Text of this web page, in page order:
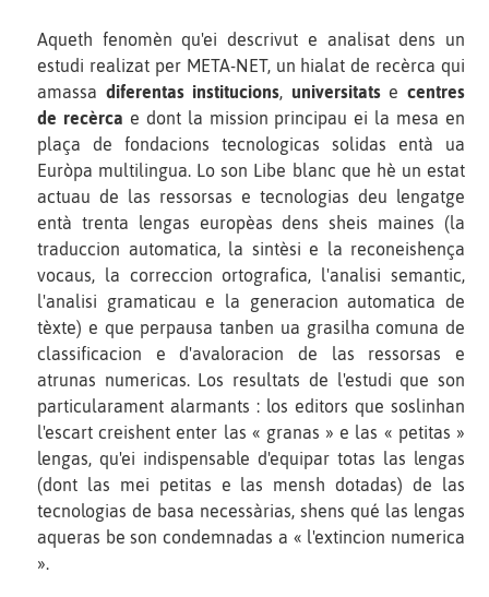
Aqueth fenomèn qu'ei descrivut e analisat dens un
estudi realizat per META-NET, un hialat de recèrca qui
amassa diferentas institucions, universitatsecentres
de recèrca e dont la mission principau ei la mesa en
plaça de fondacions tecnologicas solidas entà ua
Euròpa multilingua. Lo son Libe blanc que hè un estat
actuau de las ressorsas e tecnologias deu lengatge
entà trenta lengas europèas dens sheis maines (la
traduccion automatica, la sintèsi e la reconeishença
vocaus, la correccion ortografica, l'analisi semantic,
l'analisi gramaticau e la generacion automatica de
tèxte) e que perpausa tanben ua grasilha comuna de
classificacion e d'avaloracion de las ressorsas e
atrunas numericas. Los resultats de l'estudi que son
particularament alarmants : los editors que soslinhan
l'escart creishent enter las « granas » e las « petitas »
lengas, qu'ei indispensable d'equipar totas las lengas
(dont las mei petitas e las mensh dotadas) de las
tecnologias de basa necessàrias, shens qué las lengas
aqueras be son condemnadas a « l'extincion numerica
».